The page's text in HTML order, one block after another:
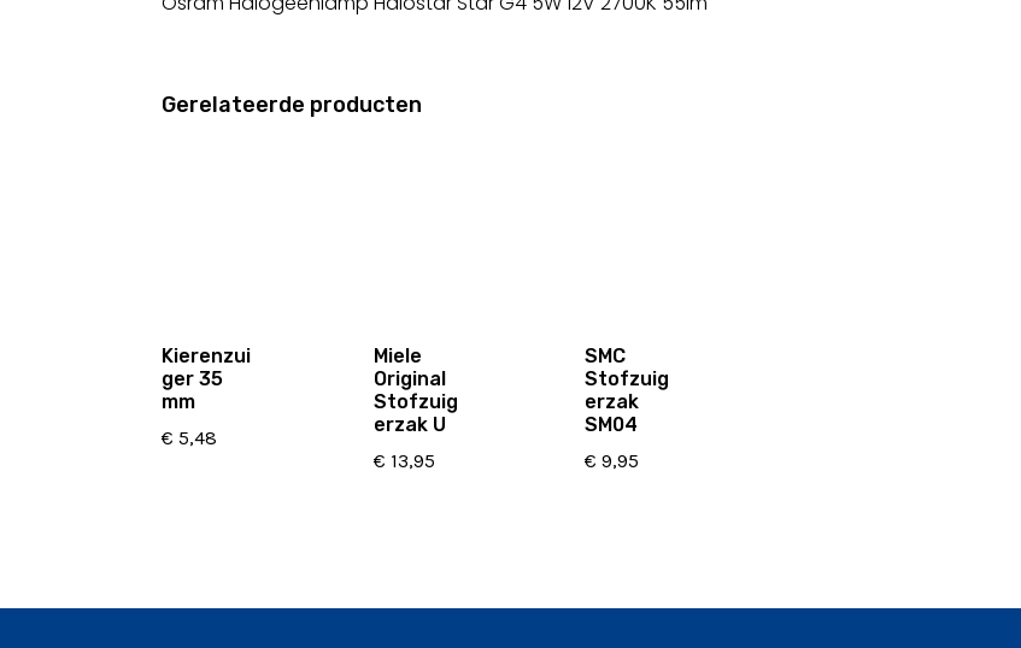
Gerelateerde producten
Kierenzui
ger 35
mm
€ 5,48
Miele
Original
Stofzuig
erzak U
€ 13,95
SMC
Stofzuig
erzak
SM04
€ 9,95